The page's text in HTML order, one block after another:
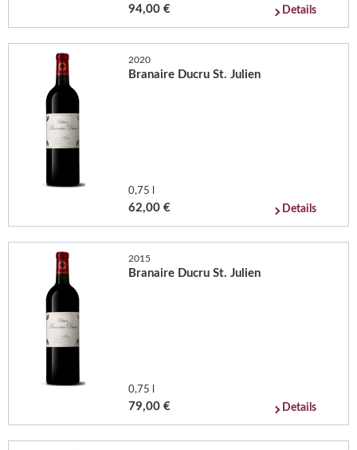
94,00 € Details
2020
Branaire Ducru St. Julien
0,75 l
62,00 € Details
2015
Branaire Ducru St. Julien
0,75 l
79,00 € Details